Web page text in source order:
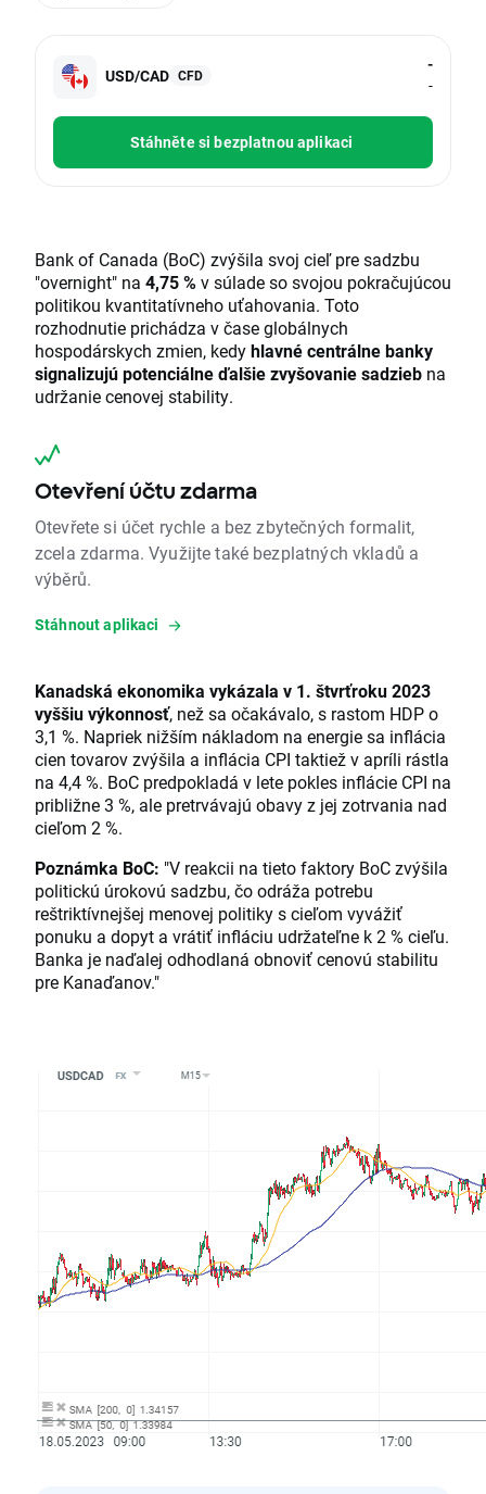
USD/CAD CFD
-
-
Stáhněte si bezplatnou aplikaci
Bank of Canada (BoC) zvýšila svoj cieľ pre sadzbu
"overnight" na 4,75 %v súlade so svojou pokračujúcou
politikou kvantitatívneho uťahovania. Toto
rozhodnutie prichádza v čase globálnych
hospodárskych zmien, kedyhlavné centrálne banky
signalizujú potenciálne ďalšie zvyšovanie sadzieb na
udržanie cenovej stability.
Otevření účtu zdarma
Otevřete si účet rychle a bez zbytečných formalit,
zcela zdarma. Využijte také bezplatných vkladů a
výběrů.
Stáhnout aplikaci
Kanadská ekonomika vykázala v 1. štvrťroku 2023
vyššiu výkonnosť, než sa očakávalo, s rastom HDP o
3,1 %. Napriek nižším nákladom na energie sa inflácia
cien tovarov zvýšila a inflácia CPI taktiež v apríli rástla
na 4,4 %. BoC predpokladá v lete pokles inflácie CPI na
približne 3 %, ale pretrvávajú obavy z jej zotrvania nad
cieľom 2 %.
Poznámka BoC: "V reakcii na tieto faktory BoC zvýšila
politickú úrokovú sadzbu, čo odráža potrebu
reštriktívnejšej menovej politiky s cieľom vyvážiť
ponuku a dopyt a vrátiť infláciu udržateľne k 2 % cieľu.
Banka je naďalej odhodlaná obnoviť cenovú stabilitu
pre Kanaďanov."